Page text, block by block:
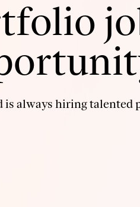
always hiring talented